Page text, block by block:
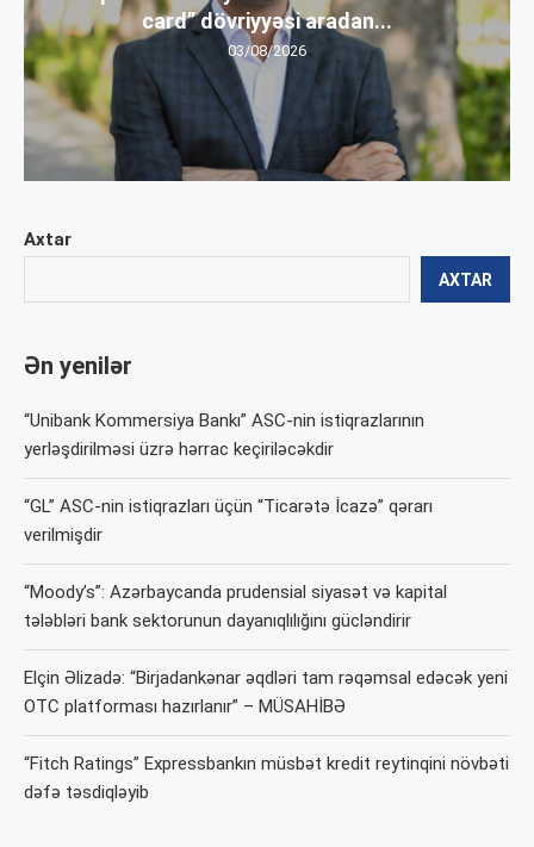
Axtar
AXTAR
Ən yenilər
“Unibank Kommersiya Bankı” ASC-nin istiqrazlarının
yerləşdirilməsi üzrə hərrac keçiriləcəkdir
“GL” ASC-nin istiqrazları üçün “Ticarətə İcazə” qərarı
verilmişdir
“Moody’s”: Azərbaycanda prudensial siyasət və kapital
tələbləri bank sektorunun dayanıqlılığını gücləndirir
Elçin Əlizadə: “Birjadankənar əqdləri tam rəqəmsal edəcək yeni
OTC platforması hazırlanır” – MÜSAHİBƏ
“Fitch Ratings” Expressbankın müsbət kredit reytinqini növbəti
dəfə təsdiqləyib
card” dövriyyəsi aradan...
03/08/2026